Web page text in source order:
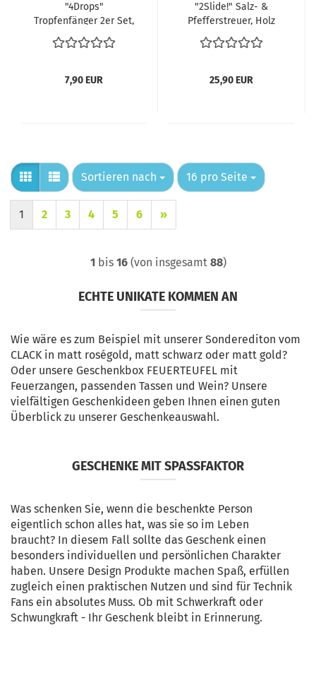
"4Drops"
Tropfenfänger 2er Set,
PET Filz, rot, grau
7,90 EUR
"2Slide!" Salz- &
Pfefferstreuer, Holz
25,90 EUR
Sortieren nach
Sortieren nach 16 pro Seite
pro Seite
1 2 3 4 5 6 »
1 bis 16(von insgesamt 88)
ECHTE UNIKATE KOMMEN AN
Wie wäre es zum Beispiel mit unserer Sonderediton vom
CLACK in matt roségold, matt schwarz oder matt gold?
Oder unsere Geschenkbox FEUERTEUFEL mit
Feuerzangen, passenden Tassen und Wein? Unsere
vielfältigen Geschenkideen geben Ihnen einen guten
Überblick zu unserer Geschenkeauswahl.
GESCHENKE MIT SPASSFAKTOR
Was schenken Sie, wenn die beschenkte Person
eigentlich schon alles hat, was sie so im Leben
braucht? In diesem Fall sollte das Geschenk einen
besonders individuellen und persönlichen Charakter
haben. Unsere Design Produkte machen Spaß, erfüllen
zugleich einen praktischen Nutzen und sind für Technik
Fans ein absolutes Muss. Ob mit Schwerkraft oder
Schwungkraft - Ihr Geschenk bleibt in Erinnerung.